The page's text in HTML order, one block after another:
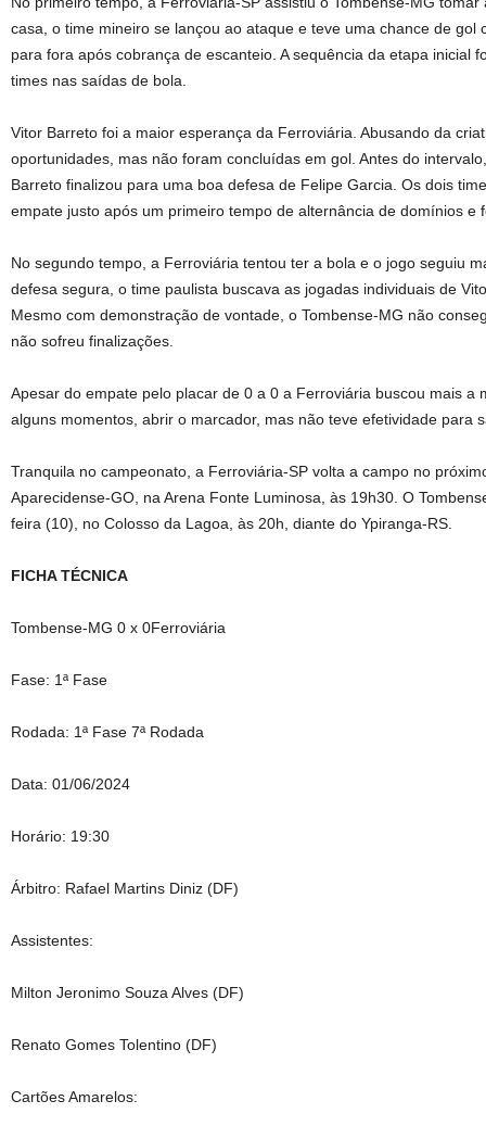
casa, o time mineiro se lançou ao ataque e teve uma chance de gol
para fora após cobrança de escanteio. A sequência da etapa inicial
times nas saídas de bola.
Vitor Barreto foi a maior esperança da Ferroviária. Abusando da
oportunidades, mas não foram concluídas em gol. Antes do
Barreto finalizou para uma boa defesa de Felipe Garcia. Os dois
empate justo após um primeiro tempo de alternância de domínios e
No segundo tempo, a Ferroviária tentou ter a bola e o jogo seguiu
defesa segura, o time paulista buscava as jogadas individuais de
Mesmo com demonstração de vontade, o Tombense-MG não
não sofreu finalizações.
Apesar do empate pelo placar de 0 a 0 a Ferroviária buscou mais a
alguns momentos, abrir o marcador, mas não teve efetividade para
Tranquila no campeonato, a Ferroviária-SP volta a campo no
Aparecidense-GO, na Arena Fonte Luminosa, às 19h30. O
feira (10), no Colosso da Lagoa, às 20h, diante do Ypiranga-RS.
FICHA TÉCNICA
Tombense-MG 0 x 0Ferroviária
Fase: 1ª Fase
Rodada: 1ª Fase 7ª Rodada
Data: 01/06/2024
Horário: 19:30
Árbitro: Rafael Martins Diniz (DF)
Assistentes:
Milton Jeronimo Souza Alves (DF)
Renato Gomes Tolentino (DF)
Cartões Amarelos: